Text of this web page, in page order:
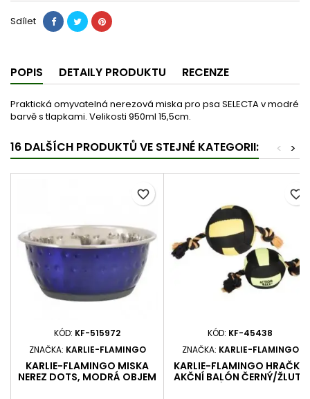
Sdílet
POPIS DETAILY PRODUKTU RECENZE
Praktická omyvatelná nerezová miska pro psa SELECTA v modré
barvě s tlapkami. Velikosti 950ml 15,5cm.
16 DALŠÍCH PRODUKTŮ VE STEJNÉ KATEGORII: >
<
KÓD: KF-515972
ZNAČKA: KARLIE-FLAMINGO
KARLIE-FLAMINGO MISKA
NEREZ DOTS, MODRÁ OBJEM
favorite_border
KÓD: KF-45438
ZNAČKA: KARLIE-FLAMINGO
KARLIE-FLAMINGO HRAČKA
AKČNÍ BALÓN ČERNÝ/ŽLUTÝ
favorite_border